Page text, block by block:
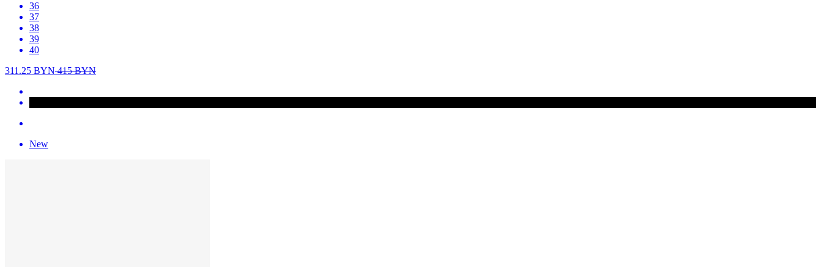
36
37
38
39
40
311.25 BYN415BYN
New